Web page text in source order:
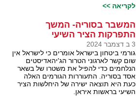
לקריאה >>
המשבר בסוריה- המשך
התפרקות הציר השיעי
3 ב דצמבר 2024
גורמי ביטחון בישראל אומרים כי לישראל אין
שום קשר לארגוני הטרור הג'יהאדיסטים
הנלחמים כדי להפיל את משטרו של בשאר
אסד בסוריה. התעוררות הגורמים האלה
כעת היא תוצאה ישירה של היחלשות הציר
השיעי בראשות איראן.